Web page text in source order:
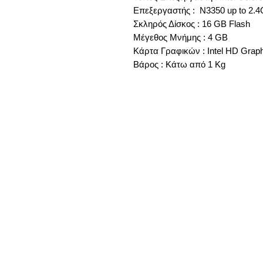
Επεξεργαστής : N3350 up to
Σκληρός Δίσκος : 16 GB Flash
Μέγεθος Μνήμης : 4 GB
Κάρτα Γραφικών : Intel HD
Βάρος : Κάτω από 1 Kg